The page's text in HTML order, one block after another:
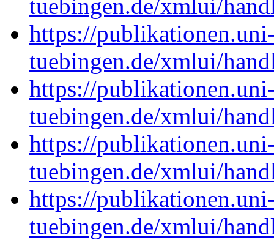
tuebingen.de/xmlui/
https://
tuebingen.de/xmlui/
https://
tuebingen.de/xmlui/
https://
tuebingen.de/xmlui/
https://
tuebingen.de/xmlui/